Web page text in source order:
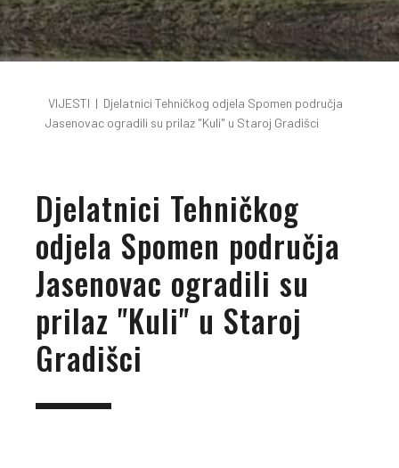
VIJESTI | Djelatnici Tehničkog odjela Spomen područja
Jasenovac ogradili su prilaz "Kuli" u Staroj Gradišci
Djelatnici Tehničkog
odjela Spomen područja
Jasenovac ogradili su
prilaz "Kuli" u Staroj
Gradišci